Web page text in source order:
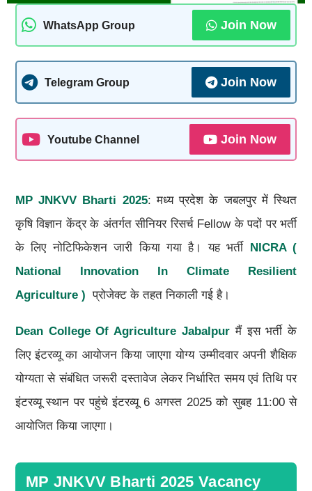
WhatsApp Group Join Now
Telegram Group Join Now
Youtube Channel Join Now
MP JNKVV Bharti 2025: मध्य प्रदेश के जबलपुर में स्थित
कृषि विज्ञान केंद्र के अंतर्गत सीनियर रिसर्च Fellow के पदों पर भर्ती
के लिए नोटिफिकेशन जारी किया गया है। यह भर्ती NICRA (
National Innovation In Climate Resilient
Agriculture ) प्रोजेक्ट के तहत निकाली गई है।
Dean College Of Agriculture Jabalpur मैं इस भर्ती के
लिए इंटरव्यू का आयोजन किया जाएगा योग्य उम्मीदवार अपनी शैक्षिक
योग्यता से संबंधित जरूरी दस्तावेज लेकर निर्धारित समय एवं तिथि पर
इंटरव्यू स्थान पर पहुंचे इंटरव्यू 6 अगस्त 2025 को सुबह 11:00 से
आयोजित किया जाएगा।
MP JNKVV Bharti 2025 Vacancy